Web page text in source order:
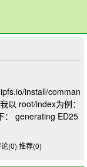
install/comman
以 root/index为例：
： generating ED25
(0) 推荐(0)